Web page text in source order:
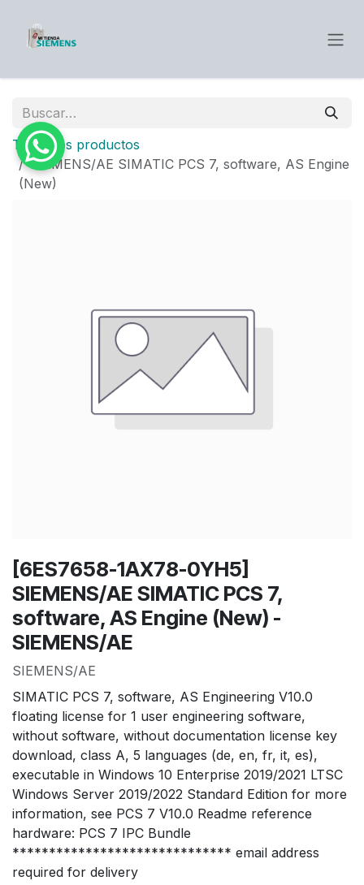
Todos los productos
SIEMENS/AE SIMATIC PCS 7, software, AS Engine
(New)
[6ES7658-1AX78-0YH5]
SIEMENS/AE SIMATIC PCS 7,
software, AS Engine (New) -
SIEMENS/AE
SIEMENS/AE
SIMATIC PCS 7, software, AS Engineering V10.0
floating license for 1 user engineering software,
without software, without documentation license key
download, class A, 5 languages (de, en, fr, it, es),
executable in Windows 10 Enterprise 2019/2021 LTSC
Windows Server 2019/2022 Standard Edition for more
information, see PCS 7 V10.0 Readme reference
hardware: PCS 7 IPC Bundle
****************************** email address
required for delivery